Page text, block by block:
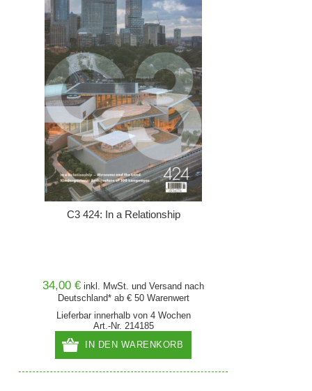
C3 424: In a Relationship
34,00 € inkl. MwSt. undVersand nach
Deutschland* ab € 50 Warenwert
Lieferbar innerhalb von 4 Wochen
Art.-Nr. 214185
IN DEN WARENKORB